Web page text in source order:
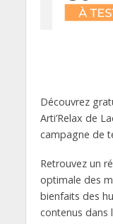
Découvrez
Arti’Relax de
campagne de
Retrouvez un
optimale des
bienfaits des
contenus dans